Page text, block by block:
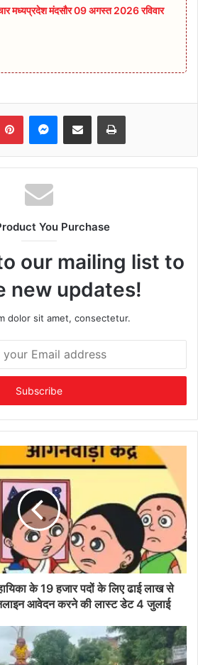
मध्यप्रदेश मंदसौर 09 अगस्त 2026 रविवार
PinterestMessenger
Share via Email Print
You Purchase
our mailing list to
new updates!
dolor sit amet, consectetur.
के 19 हजार पदों के लिए ढाई लाख से
आवेदन करने की लास्‍ट डेट 4 जुलाई